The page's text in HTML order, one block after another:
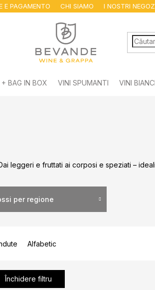
E PAGAMENTO CHI SIAMO I NOSTRI
+ BAG IN BOX VINI SPUMANTI VINI
leggeri e fruttati ai corposi e speziati –
per regione
Alfabetic
Închidere filtru